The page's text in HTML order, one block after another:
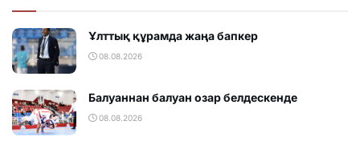
Ұлттық құрамда жаңа бапкер
08.08.2026
Балуаннан балуан озар белдескенде
08.08.2026